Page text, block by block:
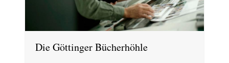
Die Göttinger Bücherhöhle